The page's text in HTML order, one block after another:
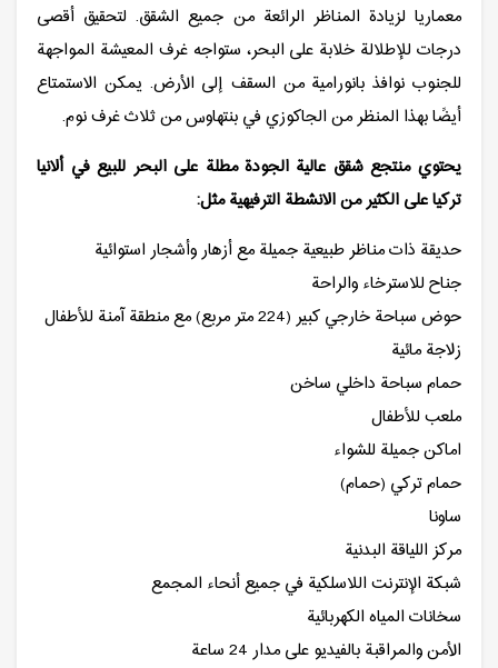
معماريا لزيادة المناظر الرائعة من جميع الشقق. لتحقيق أقصى
درجات للإطلالة خلابة على البحر، ستواجه غرف المعيشة المواجهة
للجنوب نوافذ بانورامية من السقف إلى الأرض. يمكن الاستمتاع
أيضًا بهذا المنظر من الجاكوزي في بنتهاوس من ثلاث غرف نوم.
يحتوي منتجع شقق عالية الجودة مطلة على البحر للبيع في ألانيا
تركيا على الكثير من الانشطة الترفيهية مثل:
حديقة ذات مناظر طبيعية جميلة مع أزهار وأشجار استوائية
جناح للاسترخاء والراحة
حوض سباحة خارجي كبير (224 متر مربع) مع منطقة آمنة للأطفال
زلاجة مائية
حمام سباحة داخلي ساخن
ملعب للأطفال
اماكن جميلة للشواء
حمام تركي (حمام)
ساونا
مركز اللياقة البدنية
شبكة الإنترنت اللاسلكية في جميع أنحاء المجمع
سخانات المياه الكهربائية
الأمن والمراقبة بالفيديو على مدار 24 ساعة